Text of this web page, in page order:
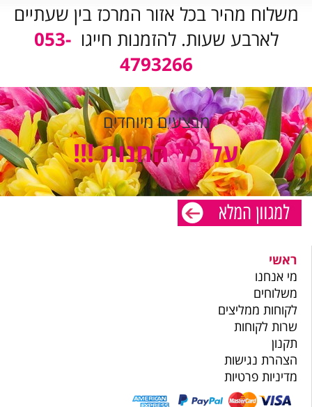
משלוח מהיר בכל אזור המרכז בין שעתיים
לארבע שעות. להזמנות חייגו053-
4793266
מבצעים מיוחדים
על כל החנות !!!
ראשי
מי אנחנו
משלוחים
לקוחות ממליצים
שרות לקוחות
תקנון
הצהרת נגישות
מדיניות פרטיות